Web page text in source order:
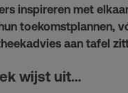
inspireren met
toekomstplannen,
aan tafel
wijst uit…